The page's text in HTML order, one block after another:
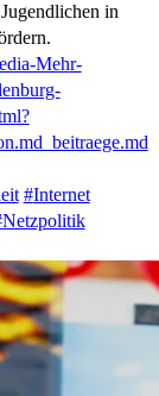
in
Mehr-
#Internet
Netzpolitik